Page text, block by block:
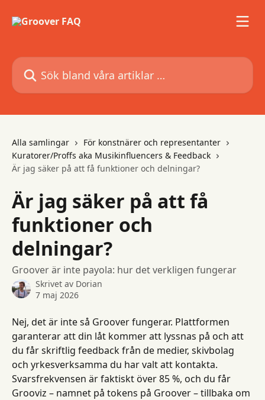
Sök bland våra artiklar …
Alla samlingar
För konstnärer och representanter
Kuratorer/Proffs aka Musikinfluencers & Feedback
Är jag säker på att få funktioner och delningar?
Är jag säker på att få
funktioner och
delningar?
Groover är inte payola: hur det verkligen fungerar
Skrivet av Dorian
7 maj 2026
Nej, det är inte så Groover fungerar. Plattformen
garanterar att din låt kommer att lyssnas på och att
du får skriftlig feedback från de medier, skivbolag
och yrkesverksamma du har valt att kontakta.
Svarsfrekvensen är faktiskt över 85 %, och du får
Grooviz – namnet på tokens på Groover – tillbaka om